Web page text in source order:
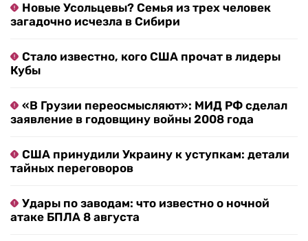
Новые Усольцевы? Семья из трех человек
загадочно исчезла в Сибири
Стало известно, кого США прочат в лидеры
Кубы
«В Грузии переосмысляют»: МИД РФ сделал
заявление в годовщину войны 2008 года
США принудили Украину к уступкам: детали
тайных переговоров
Удары по заводам: что известно о ночной
атаке БПЛА 8 августа